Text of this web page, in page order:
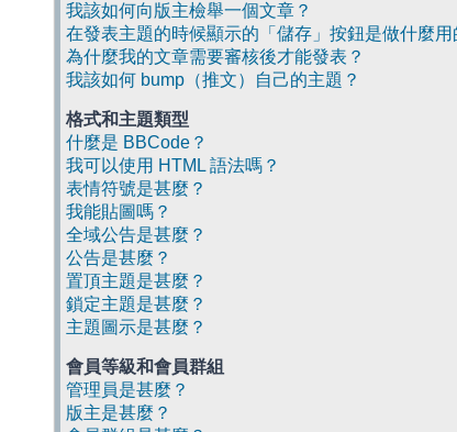
我該如何向版主檢舉一個文章？
在發表主題的時候顯示的「儲存」按鈕是做什麼用
為什麼我的文章需要審核後才能發表？
我該如何 bump（推文）自己的主題？
格式和主題類型
什麼是 BBCode？
我可以使用 HTML 語法嗎？
表情符號是甚麼？
我能貼圖嗎？
全域公告是甚麼？
公告是甚麼？
置頂主題是甚麼？
鎖定主題是甚麼？
主題圖示是甚麼？
會員等級和會員群組
管理員是甚麼？
版主是甚麼？